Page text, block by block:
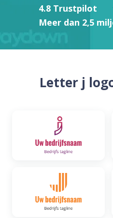
4.8 Trustpilot
Meer dan 2,5
Letter j